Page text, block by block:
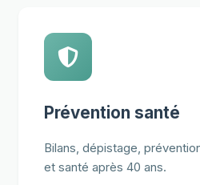
Prévention santé
Bilans, dépistage,
et santé après 40 ans.